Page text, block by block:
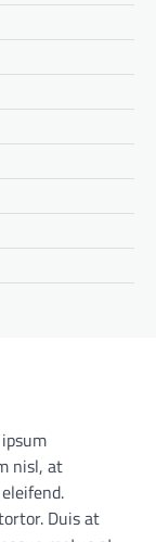
nisl, at
Duis at